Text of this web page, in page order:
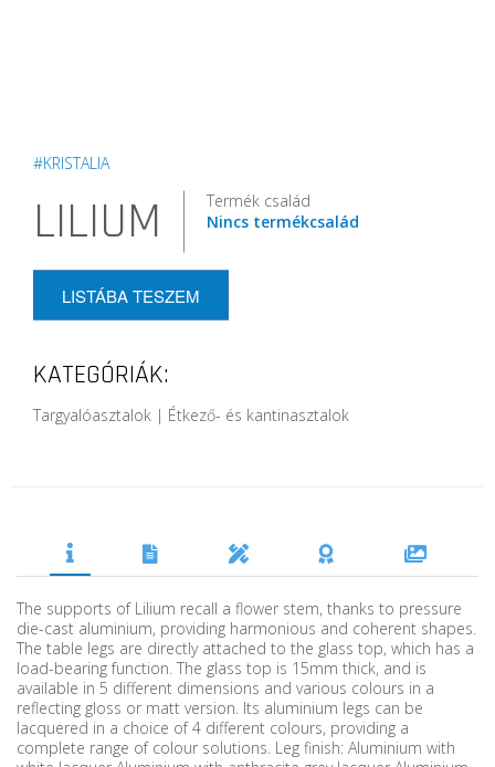
#KRISTALIA
LILIUM
Termék család
Nincs termékcsalád
LISTÁBA TESZEM
KATEGÓRIÁK:
Targyalóasztalok | Étkező- és kantinasztalok
The supports of Lilium recall a flower stem, thanks to pressure
die-cast aluminium, providing harmonious and coherent shapes.
The table legs are directly attached to the glass top, which has a
load-bearing function. The glass top is 15mm thick, and is
available in 5 different dimensions and various colours in a
reflecting gloss or matt version. Its aluminium legs can be
lacquered in a choice of 4 different colours, providing a
complete range of colour solutions. Leg finish: Aluminium with